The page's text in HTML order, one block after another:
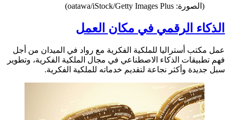
(الصورة: oatawa/iStock/Getty Images Plus)
الذكاء الرقمي في مكان العمل
عمل مكتب أستراليا للملكية الفكرية مع رواد في الميدان من أجل
فهم تطبيقات الذكاء الاصطناعي في مجال الملكية الفكرية، وتطوير
سبل جديدة وأكثر نجاعة لتقديم خدماته للملكية الفكرية.